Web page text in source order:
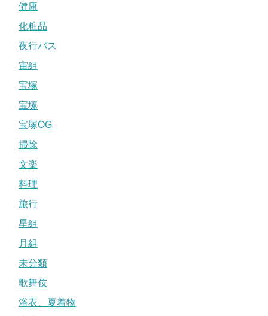
健康
化粧品
夜行バス
宙組
宝塚
宝塚
宝塚OG
掃除
文楽
料理
旅行
星組
月組
未分類
歌舞伎
浴衣、夏着物